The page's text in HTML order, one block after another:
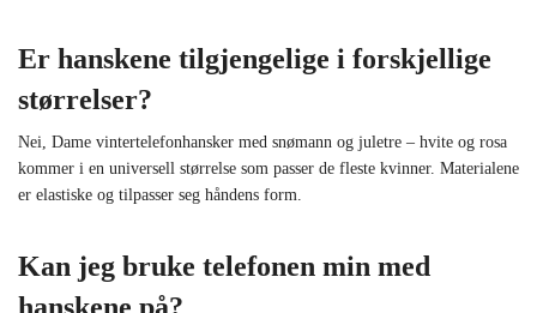
Er hanskene tilgjengelige i forskjellige
størrelser?
Nei, Dame vintertelefonhansker med snømann og juletre – hvite og rosa
kommer i en universell størrelse som passer de fleste kvinner. Materialene
er elastiske og tilpasser seg håndens form.
Kan jeg bruke telefonen min med